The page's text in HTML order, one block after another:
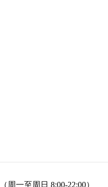
（周一至周日 8:00-22:00）